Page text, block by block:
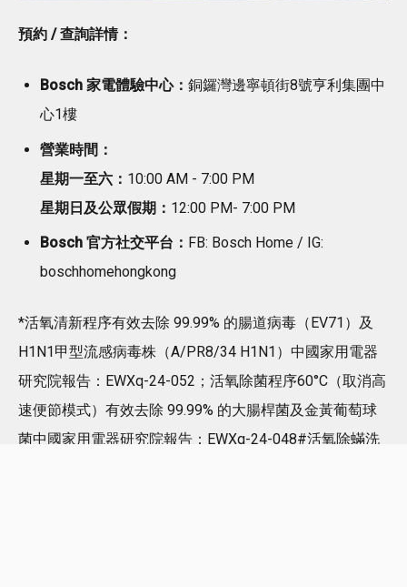
預約 / 查詢詳情：
Bosch 家電體驗中心： 銅鑼灣邊寧頓街8號亨利集團中
心1樓
營業時間：
星期一至六： 10:00 AM - 7:00 PM
星期日及公眾假期： 12:00 PM- 7:00 PM
Bosch 官方社交平台： FB: Bosch Home / IG:
boschhomehongkong
*活氧清新程序有效去除 99.99% 的腸道病毒（EV71）及
H1N1甲型流感病毒株（A/PR8/34 H1N1）中國家用電器
研究院報告：EWXq-24-052；活氧除菌程序60°C（取消高
速便節模式）有效去除 99.99% 的大腸桿菌及金黃葡萄球
菌中國家用電器研究院報告：EWXq-24-048#活氧除蟎洗